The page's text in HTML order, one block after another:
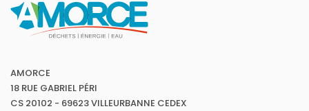
AMORCE
18 RUE GABRIEL PÉRI
CS 20102 - 69623 VILLEURBANNE CEDEX